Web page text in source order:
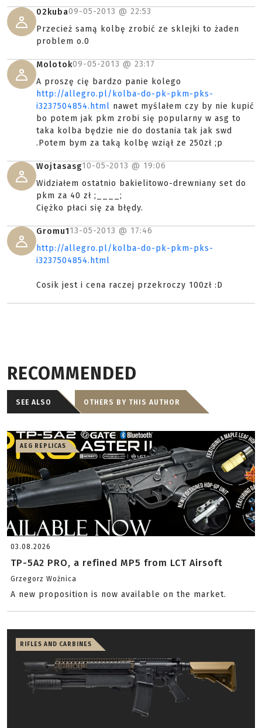
02kuba09-05-2013 @ 22:53
Przecież samą kolbę zrobić ze sklejki to żaden
problem o.0
Molotok09-05-2013 @ 23:17
A proszę cię bardzo panie kolego
http://allegro.pl/kolba-do-pk-pkm-pks-
i3237504854.html nawet myślałem czy by nie kupić
bo potem jak pkm zrobi się popularny w asg to
taka kolba będzie nie do dostania tak jak swd
.Potem bym za taką kolbę wziął ze 250zł ;p
Wojtasasg10-05-2013 @ 19:06
Widziałem ostatnio bakielitowo-drewniany set do
pkm za 40 zł ;____;
Ciężko płaci się za błędy.
Gromu113-05-2013 @ 17:46
http://allegro.pl/kolba-do-pk-pkm-pks-
i3237504854.html
Cosik jest i cena raczej przekroczy 100zł :D
RECOMMENDED
SEE ALSO OTHERS BY THIS AUTHOR
AEG REPLICAS
03.08.2026
TP-5A2 PRO, a refined MP5 from LCT Airsoft
Grzegorz Woźnica
A new proposition is now available on the market.
RIFLES AND CARBINES